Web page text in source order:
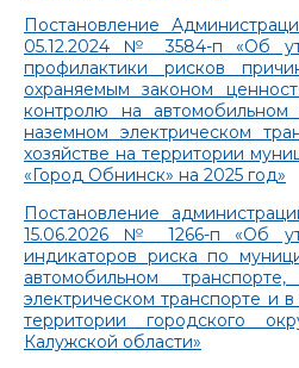
Постановление
05.12.2024 № 3584-п «Об
профилактики рисков
охраняемым законом
контролю на автомобильном
наземном электрическом
хозяйстве на территории
«Город Обнинск» на 2025 год»
Постановление
15.06.2026 № 1266-п «Об
индикаторов риска по
автомобильном
электрическом транспорте и
территории городского
Калужской области»